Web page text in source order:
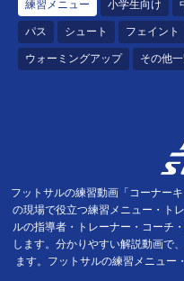
練習メニュー 小学生向け
パス シュート フェイント
ウォーミングアップ その他
フットサルの練習動画「コーナー
の現場で役立つ練習メニュー・ト
ルの指導者・トレーナー・コーチ
します。分かりやすい解説動画で
ます。フットサルの練習メニュー